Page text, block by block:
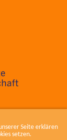
Seite erklären
setzen.